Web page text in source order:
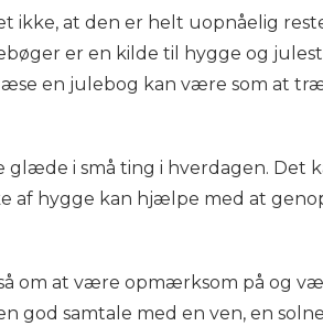
ikke, at den er helt uopnåelig
er en kilde til hygge og
en julebog kan være som at
i små ting i hverdagen.
af hygge kan hjælpe med at
om at være opmærksom på og
god samtale med en ven, en